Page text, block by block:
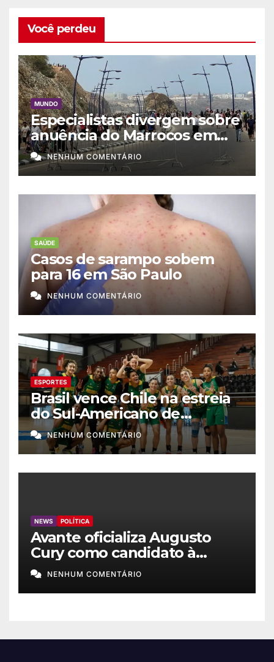
Você perdeu
MUNDO
Especialistas divergem sobre
anuência do Marrocos em
migração a Ceuta
NENHUM COMENTÁRIO
SAÚDE
Casos de sarampo sobem
para 16 em São Paulo
NENHUM COMENTÁRIO
ESPORTES
Brasil vence Chile na estreia
do Sul-Americano de
basquete feminino
NENHUM COMENTÁRIO
NEWS POLÍTICA
Avante oficializa Augusto
Cury como candidato à
Presidência
NENHUM COMENTÁRIO